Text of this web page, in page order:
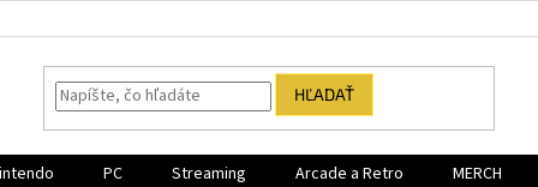
HĽADAŤ
PC Streaming Arcade a Retro MERCH